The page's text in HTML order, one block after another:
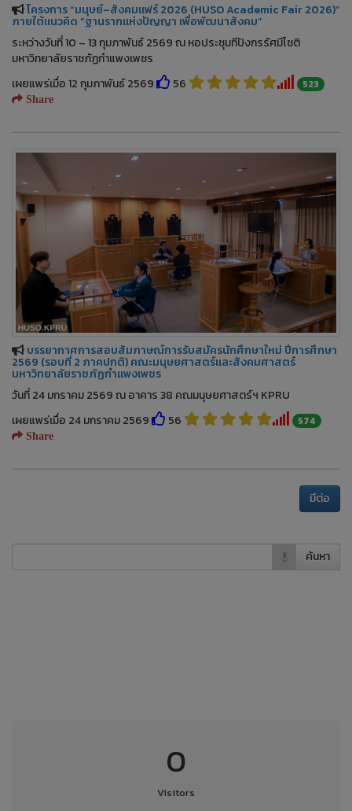
โครงการ “มนุษย์–สังคมแฟร์ 2026 (HUSO Academic Fair 2026)”
ภายใต้แนวคิด “ฐานรากแห่งปัญญา เพื่อพัฒนาสังคม”
ระหว่างวันที่ 10 – 13 กุมภาพันธ์ 2569 ณ หอประชุมทีปังกรรัศมีโชติ
มหาวิทยาลัยราชภัฏกำแพงเพชร
เผยแพร่เมื่อ 12 กุมภาพันธ์ 2569
56 523
Share
บรรยากาศการสอบสัมภาษณ์การรับสมัครนักศึกษาใหม่ ปีการศึกษา
2569 (รอบที่ 2 ภาคปกติ) คณะมนุษยศาสตร์และสังคมศาสตร์
มหาวิทยาลัยราชภัฏกำแพงเพชร
วันที่ 24 มกราคม 2569 ณ อาคาร 38 คณมนุษยศาสตร์ฯ KPRU
เผยแพร่เมื่อ 24 มกราคม 2569
56 574
Share
มีต่อ
ค้นหา
640,061